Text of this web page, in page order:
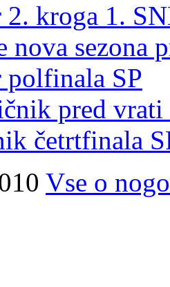
2. kroga 1.
nova sezona
polfinala SP
pred vrati
četrtfinala
Vse o